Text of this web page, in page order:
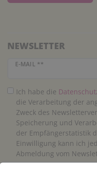
NEWSLETTER
E-MAIL **
Newsletter Honig
Ich habe die
die Verarbeitung der
Zweck des
Speicherung und
der Empfängerstatistik
Einwilligung kann ich
Abmeldung vom